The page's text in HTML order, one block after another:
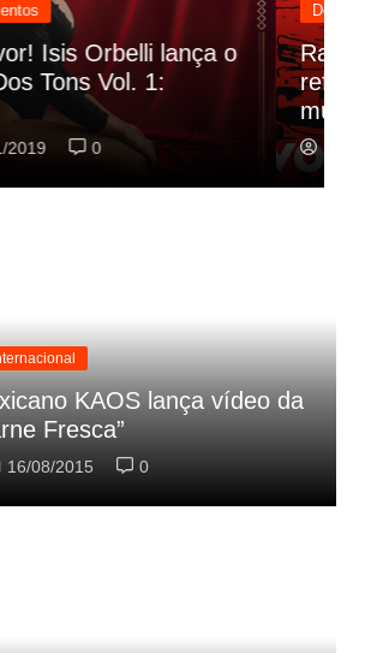
nos HQs as
clipe de sua nova
22/01/2019 0
KAOS lança vídeo da
Fresca”
16/08/2015 0